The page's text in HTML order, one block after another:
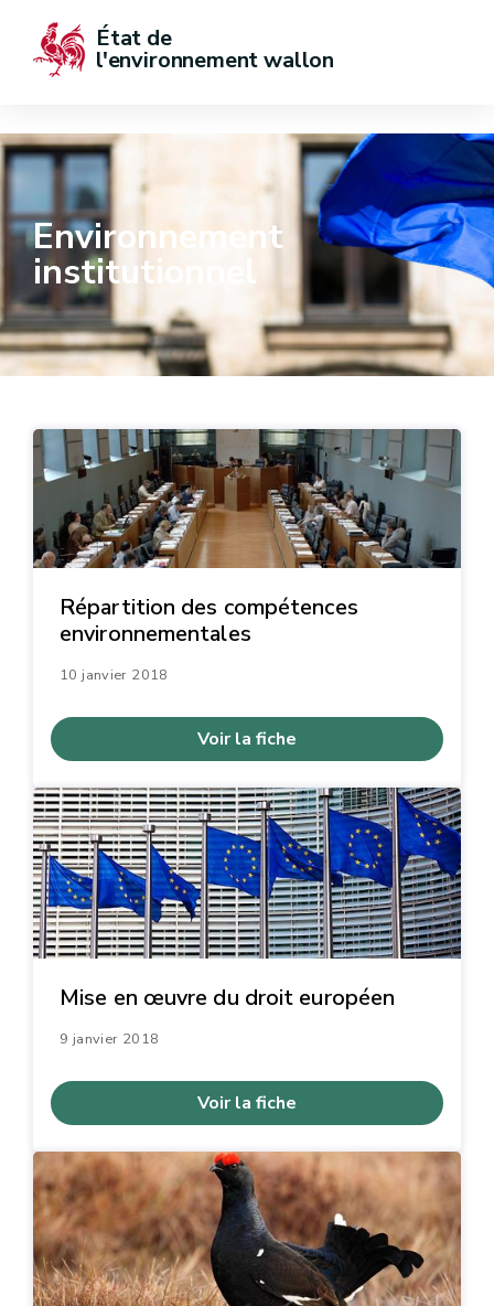
État de
l'environnement wallon
Environnement
institutionnel
Répartition des compétences
environnementales
10 janvier 2018
Voir la fiche
Mise en œuvre du droit européen
9 janvier 2018
Voir la fiche